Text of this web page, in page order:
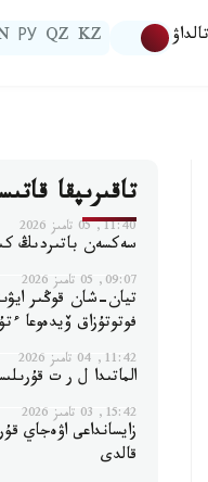
تالداۋ KZ
QZ
РУ
تاقىرىپقا
11:40, 05 تامىز 2026
سەكسەن باتىردىڭ
09:07, 05 تامىز 2026
تيان-شان قوڭىر
فوتوتۇزاق ۆيدەوعا
11:42, 04 تامىز 2026
الماتىدا ل ر ت
15:42, 03 تامىز 2026
زايسانداعى اۋەجاي
قالدى